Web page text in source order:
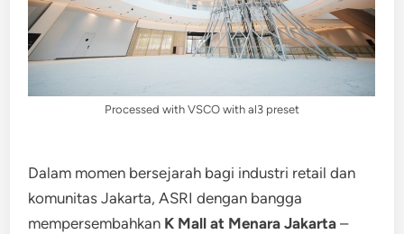
Processed with VSCO with al3 preset
Dalam momen bersejarah bagi industri retail dan
komunitas Jakarta, ASRI dengan bangga
mempersembahkan K Mall at Menara Jakarta–